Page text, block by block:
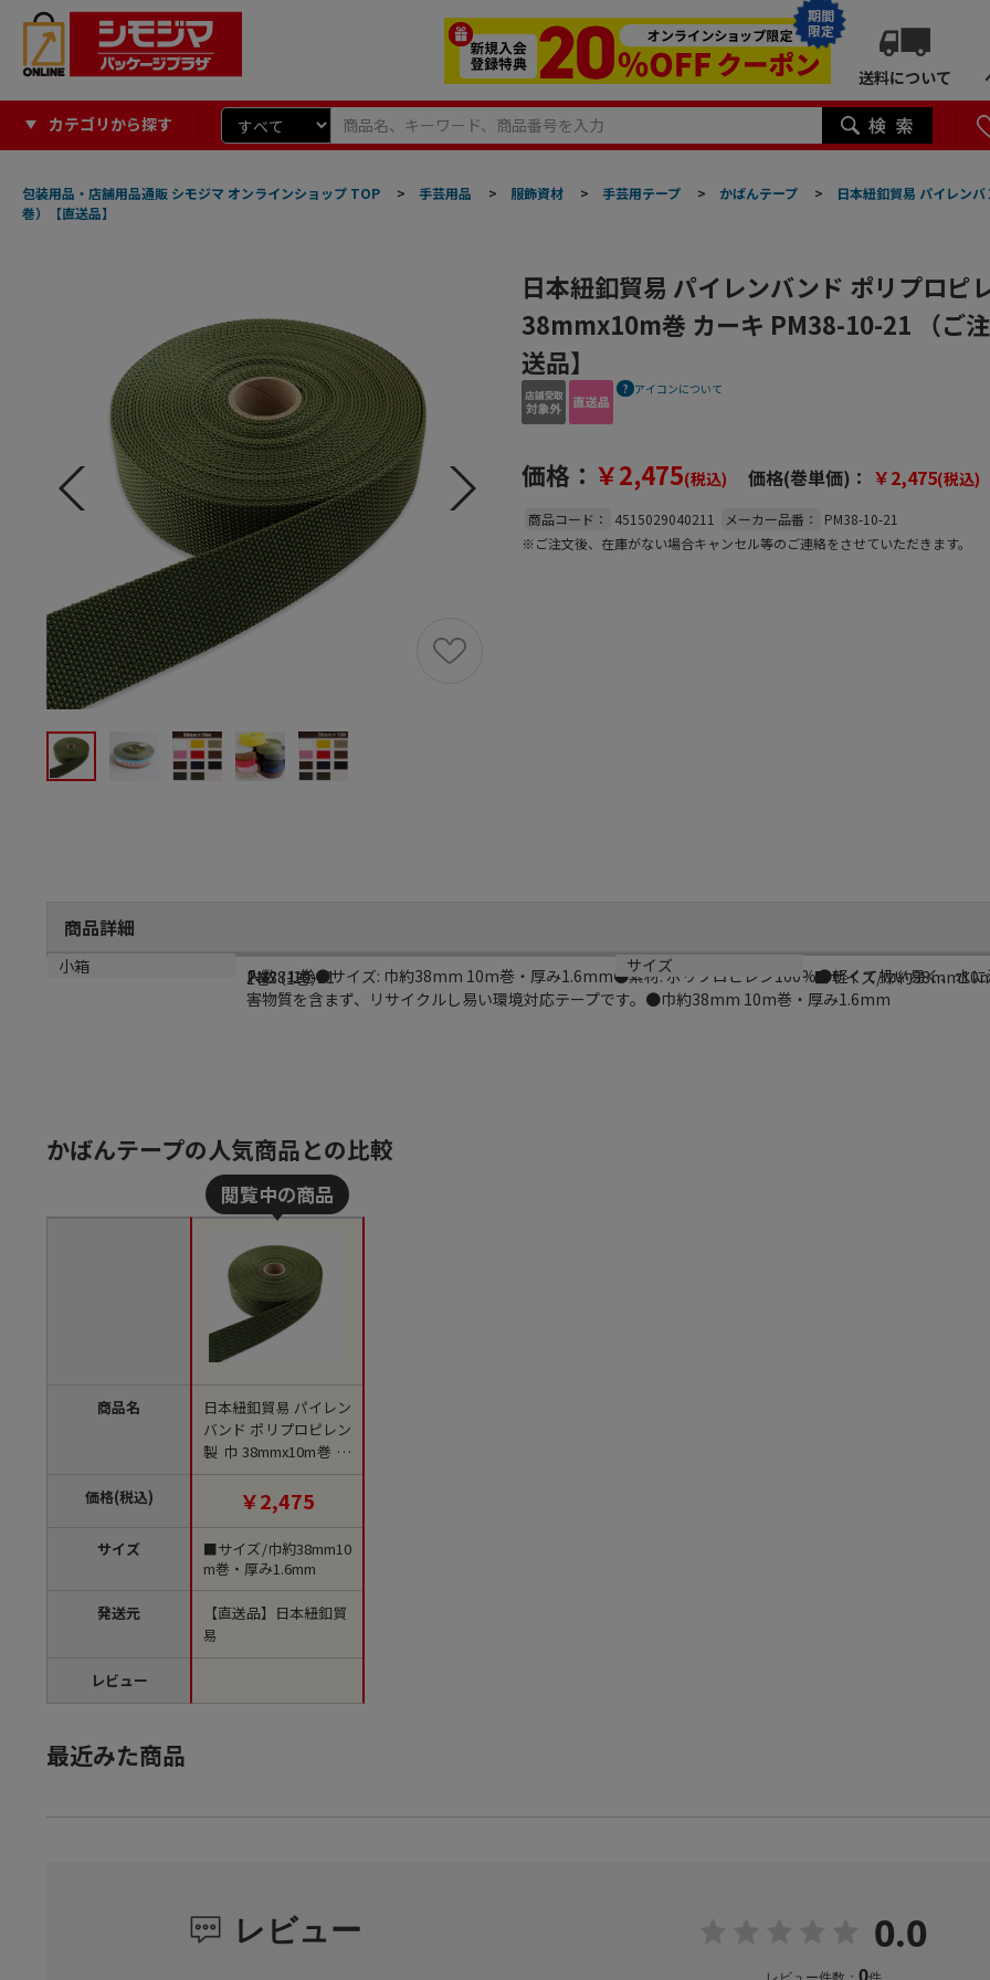
期間
限定
送料について
カテゴリから探す
包装用品・店舗用品通販 シモジマ オンラインショップ TOP > 手芸用品 > 服飾資材 > 手芸用テープ > かばんテープ >
日本紐釦貿易 パイレン
巻）【直送品】
日本紐釦貿易 パイレンバンド ポリプロピ
38mmx10m巻 カーキ PM38-10-21 （ご
送品】
アイコンについて
価格： ￥2,475(税込) 価格(巻単価)： ￥2,475(税込)
商品コード： 4515029040211 メーカー品番：
PM38-10-21
※ご注文後、在庫がない場合キャンセル等のご連絡をさせていただきます。
商品詳細
商品説明
入数: １巻●サイズ: 巾約38mm 10m巻・厚み1.6mm●素材: ポリプロピレン100%●軽くて扱い易く、水に
害物質を含まず、リサイクルし易い環境対応テープです。●巾約38mm 10m巻・厚み1.6mm
メーカー品番
PM38-10-21
サイズ
■サイズ/巾約
小箱
1巻（1巻）
かばんテープの人気商品との比較
商品名
価格(税込)
サイズ
発送元
レビュー
日本紐釦貿易 パイレン
バンド ポリプロピレン
製 巾 38mmx10m巻 カ
ーキ PM38-10-21 （ご
注文単位1巻）【直送
￥2,475
■サイズ/巾約38mm10
m巻・厚み1.6mm
【直送品】日本紐釦貿
易
最近みた商品
レビュー 0.0